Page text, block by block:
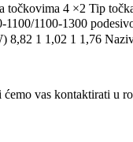
točkovima 4 ×2 Tip
1100-1300
8,82 1 1,02 1 1,76
vas kontaktirati u